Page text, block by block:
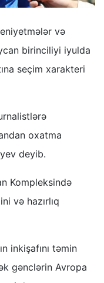
və
birinciliyi iyulda
seçim xarakteri
oxatma
deyib.
Kompleksində
və hazırlıq
inkişafını təmin
gənclərin Avropa